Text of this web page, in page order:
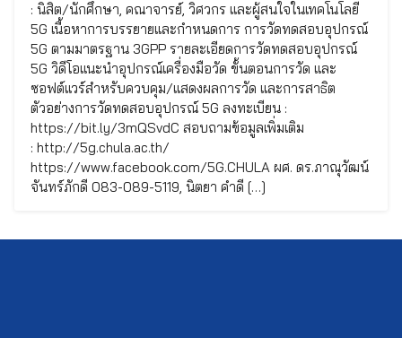
: นิสิต/นักศึกษา, คณาจารย์, วิศวกร และผู้สนใจในเทคโนโลยี
5G เนื้อหาการบรรยายและกำหนดการ การวัดทดสอบอุปกรณ์
5G ตามมาตรฐาน 3GPP รายละเอียดการวัดทดสอบอุปกรณ์
5G วิดีโอแนะนำอุปกรณ์เครื่องมือวัด ขั้นตอนการวัด และ
ซอฟต์แวร์สำหรับควบคุม/แสดงผลการวัด และการสาธิต
ตัวอย่างการวัดทดสอบอุปกรณ์ 5G ลงทะเบียน :
https://bit.ly/3mQSvdC สอบถามข้อมูลเพิ่มเติม
: http://5g.chula.ac.th/
https://www.facebook.com/5G.CHULA ผศ. ดร.ภาณุวัฒน์
จันทร์ภักดี 083-089-5119, นิตยา คำดี […]